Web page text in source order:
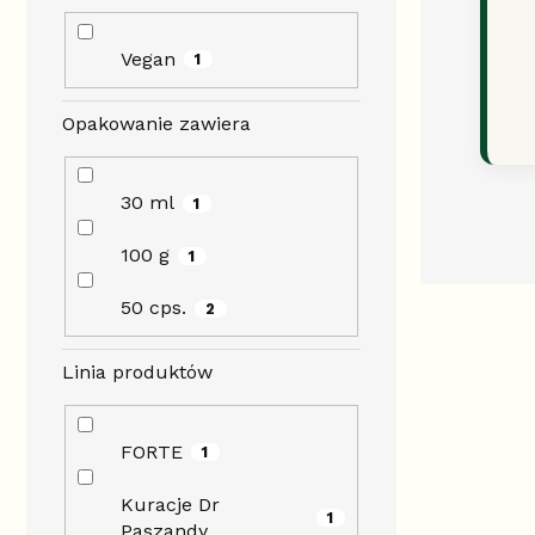
Vegan 1
Opakowanie zawiera
30 ml 1
100 g 1
50 cps. 2
Linia produktów
FORTE 1
Kuracje Dr
1